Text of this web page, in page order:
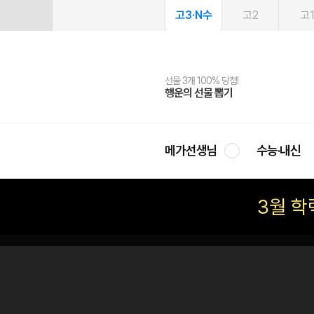
고3·N수 고2 고1
선물 3개 100% 당첨!
행운의 선물 뽑기
선물 100% 증정!
메가스터디 X 올리브
여름방학 스터디 캐시백
메가런 썸머스쿨
2027 러셀 단과
강사 공개선발
스마트러닝앱
설문 EVENT
메가패스
3일 무료 체험권
메가패스 수강생 무료혜택!
메가클럽 멤버십
사회공헌 캠페인
희망이룸 메가나눔
메가선생님 수능·내신
3월 학